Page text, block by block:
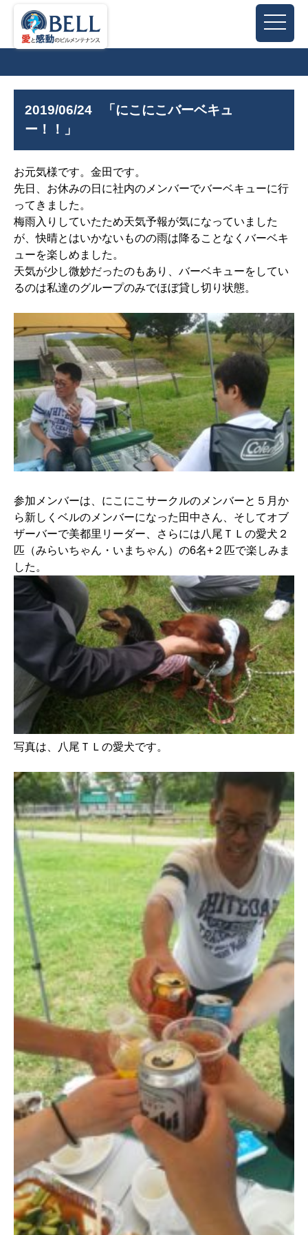
2019/06/24 「にこにこバーベキュ
ー！！」
お元気様です。金田です。
先日、お休みの日に社内のメンバーでバーベキューに行
ってきました。
梅雨入りしていたため天気予報が気になっていました
が、快晴とはいかないものの雨は降ることなくバーベキ
ューを楽しめました。
天気が少し微妙だったのもあり、バーベキューをしてい
るのは私達のグループのみでほぼ貸し切り状態。
参加メンバーは、にこにこサークルのメンバーと５月か
ら新しくベルのメンバーになった田中さん、そしてオブ
ザーバーで美都里リーダー、さらには八尾ＴＬの愛犬２
匹（みらいちゃん・いまちゃん）の6名+２匹で楽しみま
した。
写真は、八尾ＴＬの愛犬です。